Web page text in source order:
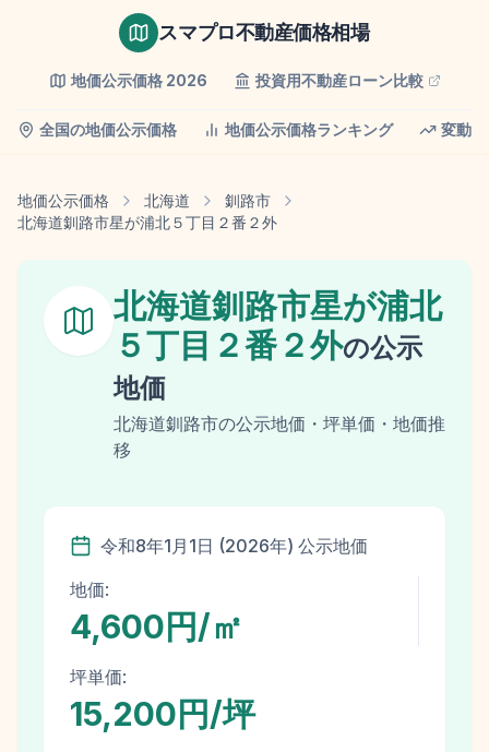
スマプロ不動産価格相場
地価公示価格 2026 投資用不動産ローン比較
全国の地価公示価格 地価公示価格ランキング 変動
地価公示価格 北海道
釧路市
北海道釧路市星が浦北５丁目２番２外
北海道釧路市星が浦北
５丁目２番２外の公示
地価
北海道釧路市の公示地価 ・坪単価・地価推
移
令和8年1月1日 (2026年) 公示地価
地価:
4,600円/㎡
坪単価:
15,200円/坪